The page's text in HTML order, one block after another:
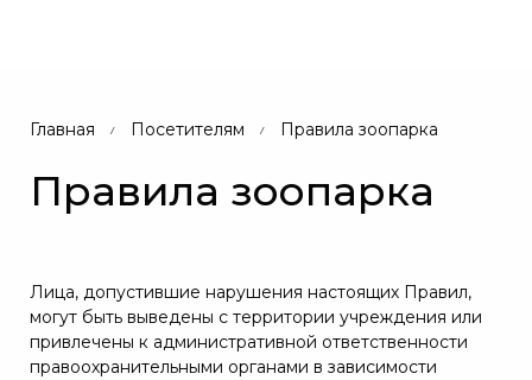
Главная Посетителям Правила зоопарка
Правила зоопарка
Лица, допустившие нарушения настоящих Правил,
могут быть выведены с территории учреждения или
привлечены к административной ответственности
правоохранительными органами в зависимости